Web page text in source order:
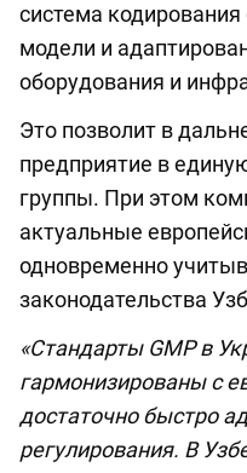
система
модели и
оборудования и
Это позволит в
предприятие в
группы. При этом
актуальные
одновременно
законодательства
«Стандарты GMP в
гармонизированы с
достаточно быстро
регулирования. В